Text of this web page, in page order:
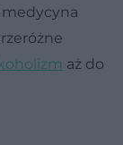
medycyna
aż do